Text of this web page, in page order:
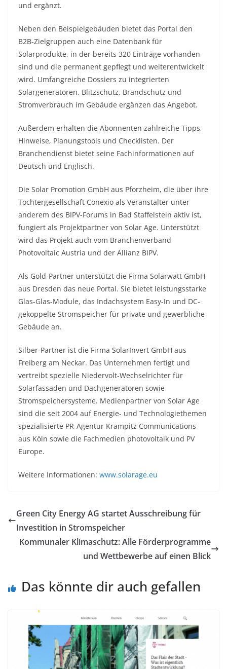
und ergänzt.
Neben den Beispielgebäuden bietet das Portal den
B2B-Zielgruppen auch eine Datenbank für
Solarprodukte, in der bereits 320 Einträge vorhanden
sind und die permanent gepflegt und weiterentwickelt
wird. Umfangreiche Dossiers zu integrierten
Solargeneratoren, Blitzschutz, Brandschutz und
Stromverbrauch im Gebäude ergänzen das Angebot.
Außerdem erhalten die Abonnenten zahlreiche Tipps,
Hinweise, Planungstools und Checklisten. Der
Branchendienst bietet seine Fachinformationen auf
Deutsch und Englisch.
Die Solar Promotion GmbH aus Pforzheim, die über ihre
Tochtergesellschaft Conexio als Veranstalter unter
anderem des BIPV-Forums in Bad Staffelstein aktiv ist,
fungiert als Projektpartner von Solar Age. Unterstützt
wird das Projekt auch vom Branchenverband
Photovoltaic Austria und der Allianz BIPV.
Als Gold-Partner unterstützt die Firma Solarwatt GmbH
aus Dresden das neue Portal. Sie bietet leistungsstarke
Glas-Glas-Module, das Indachsystem Easy-In und DC-
gekoppelte Stromspeicher für private und gewerbliche
Gebäude an.
Silber-Partner ist die Firma SolarInvert GmbH aus
Freiberg am Neckar. Das Unternehmen fertigt und
vertreibt spezielle Niedervolt-Wechselrichter für
Solarfassaden und Dachgeneratoren sowie
Stromspeichersysteme. Medienpartner von Solar Age
sind die seit 2004 auf Energie- und Technologiethemen
spezialisierte PR-Agentur Krampitz Communications
aus Köln sowie die Fachmedien photovoltaik und PV
Europe.
Weitere Informationen: www.solarage.eu
Green City Energy AG startet Ausschreibung für
Investition in Stromspeicher
Kommunaler Klimaschutz: Alle Förderprogramme
und Wettbewerbe auf einen Blick
Das könnte dir auch gefallen